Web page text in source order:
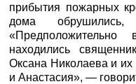
прибытия пожарных
дома
находились
Оксана Николаева и
и Анастасия», —